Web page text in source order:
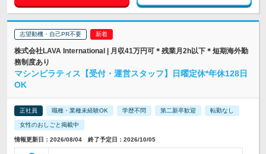
志望動機・自己PR不要
株式会社LAVA International | 月収41万円可＊残業月2h以下＊短期海外勤
務制度あり
マシンピラティス【受付・運営スタッフ】日曜定休*年休128日
OK
正社員 職種・業種未経験OK 学歴不問 第二新卒歓迎 転勤なし
女性のおしごと掲載中
情報更新日：2026/08/04 終了予定日：2026/10/05